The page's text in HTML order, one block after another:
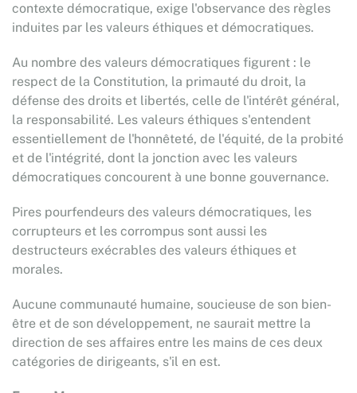
contexte démocratique, exige l'observance des règles
induites par les valeurs éthiques et démocratiques.
Au nombre des valeurs démocratiques figurent : le
respect de la Constitution, la primauté du droit, la
défense des droits et libertés, celle de l'intérêt général,
la responsabilité. Les valeurs éthiques s'entendent
essentiellement de l'honnêteté, de l'équité, de la probité
et de l'intégrité, dont la jonction avec les valeurs
démocratiques concourent à une bonne gouvernance.
Pires pourfendeurs des valeurs démocratiques, les
corrupteurs et les corrompus sont aussi les
destructeurs exécrables des valeurs éthiques et
morales.
Aucune communauté humaine, soucieuse de son bien-
être et de son développement, ne saurait mettre la
direction de ses affaires entre les mains de ces deux
catégories de dirigeants, s'il en est.